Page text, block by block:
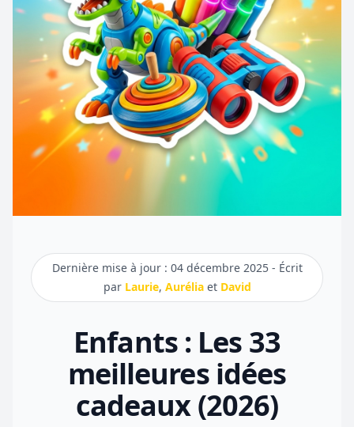
Dernière mise à jour : 04 décembre 2025 - Écrit
par Laurie, Auréliaet David
Enfants : Les 33
meilleures idées
cadeaux (2026)